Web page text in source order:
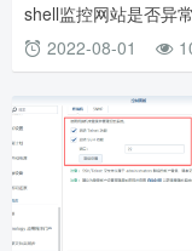
shell监控网站是否异
2022-08-01